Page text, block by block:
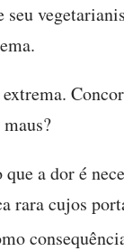
seu
a dor é
rara cujos